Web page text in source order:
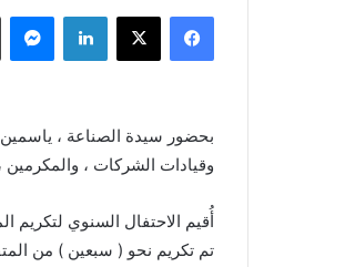
فيسبوك X لينكدإن
بحضور سيدة الصناعة ،
وقيادات الشركات ، والمكرمين
أُقيم الاحتفال السنوي لتكريم
تم تكريم نحو ( سبعين ) من